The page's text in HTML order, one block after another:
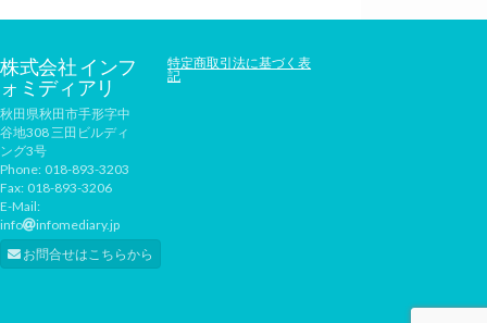
株式会社 インフ
ォミディアリ
秋田県秋田市手形字中
谷地308 三田ビルディ
ング3号
Phone: 018-893-3203
Fax: 018-893-3206
E-Mail:
info
infomediary.jp
お問合せはこちらから
特定商取引法に基づく表
記